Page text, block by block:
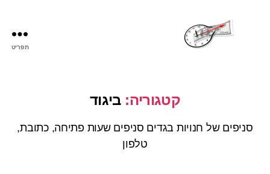
תפריט
קטגוריה: ביגוד
סניפים של חנויות בגדים סניפים שעות פתיחה, כתובת,
טלפון